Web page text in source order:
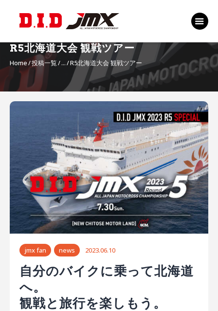
R5北海道大会 観戦ツアー
Home 投稿一覧 ... R5北海道大会 観戦ツアー
TOP
RANKING 2026
RIDERS 2026
SPONSORS
MSP Motosports
Promotion TOP
jmx fan news 2023.06.10
自分のバイクに乗って北海道
へ。
観戦と旅行を楽しもう。
投
ナ
ビ
ゲ
ー
シ
ョ
ン